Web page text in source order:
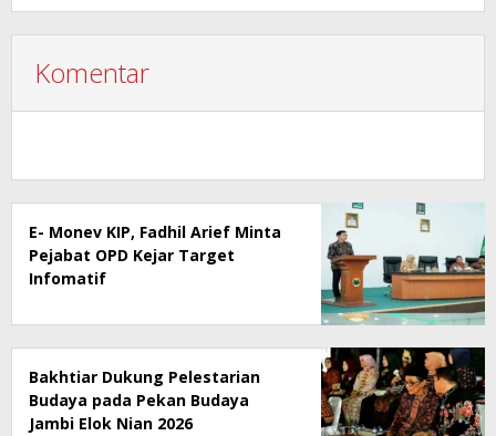
Komentar
E- Monev KIP, Fadhil Arief Minta
Pejabat OPD Kejar Target
Infomatif
Bakhtiar Dukung Pelestarian
Budaya pada Pekan Budaya
Jambi Elok Nian 2026